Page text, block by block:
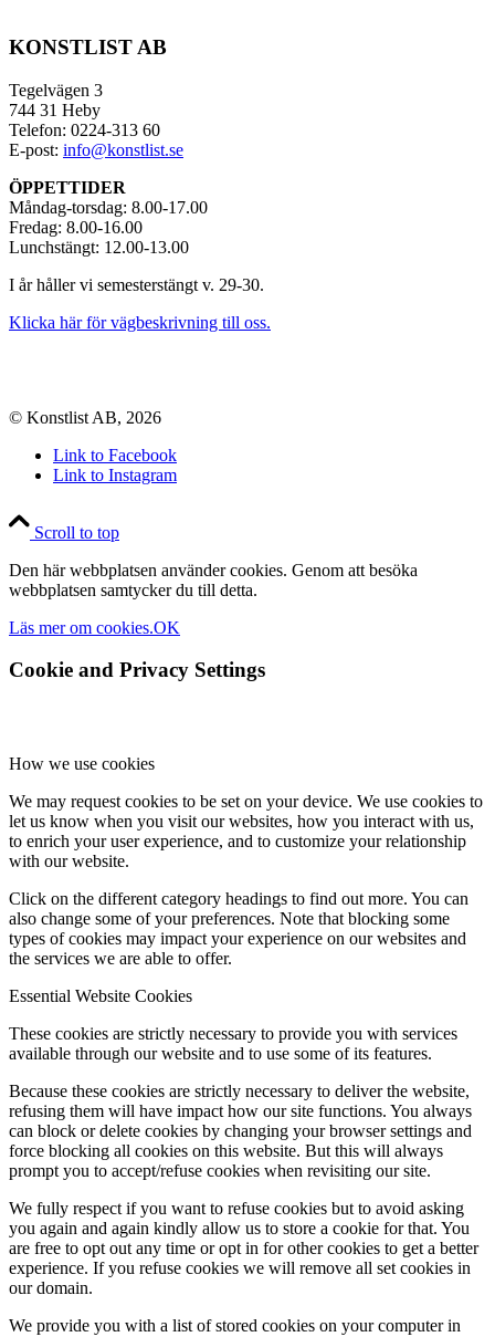
KONSTLIST AB
Tegelvägen 3
744 31 Heby
Telefon: 0224-313 60
E-post: info@konstlist.se
ÖPPETTIDER
Måndag-torsdag: 8.00-17.00
Fredag: 8.00-16.00
Lunchstängt: 12.00-13.00
I år håller vi semesterstängt v. 29-30.
Klicka här för vägbeskrivning till oss.
© Konstlist AB, 2026
Link to Facebook
Link to Instagram
Scroll to top
Den här webbplatsen använder cookies. Genom att besöka
webbplatsen samtycker du till detta.
Läs mer om cookies.OK
Cookie and Privacy Settings
How we use cookies
We may request cookies to be set on your device. We use cookies to
let us know when you visit our websites, how you interact with us,
to enrich your user experience, and to customize your relationship
with our website.
Click on the different category headings to find out more. You can
also change some of your preferences. Note that blocking some
types of cookies may impact your experience on our websites and
the services we are able to offer.
Essential Website Cookies
These cookies are strictly necessary to provide you with services
available through our website and to use some of its features.
Because these cookies are strictly necessary to deliver the website,
refusing them will have impact how our site functions. You always
can block or delete cookies by changing your browser settings and
force blocking all cookies on this website. But this will always
prompt you to accept/refuse cookies when revisiting our site.
We fully respect if you want to refuse cookies but to avoid asking
you again and again kindly allow us to store a cookie for that. You
are free to opt out any time or opt in for other cookies to get a better
experience. If you refuse cookies we will remove all set cookies in
our domain.
We provide you with a list of stored cookies on your computer in